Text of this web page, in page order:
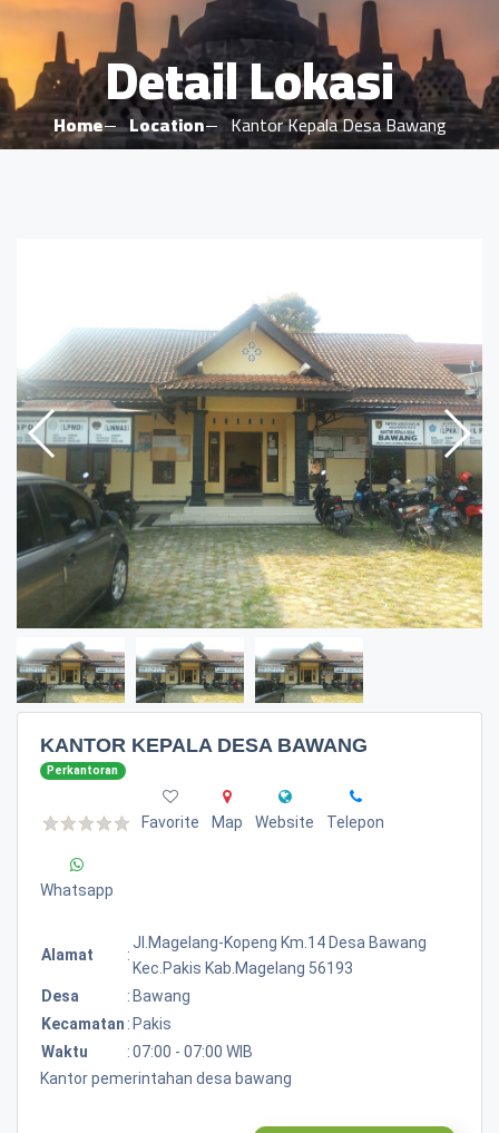
Detail Lokasi
Home Location Kantor Kepala Desa Bawang
KANTOR KEPALA DESA BAWANG
Perkantoran
Favorite Map Website Telepon
Whatsapp
Alamat :
Jl.magelang-Kopeng Km.14 Desa Bawang
Kec.pakis Kab.magelang 56193
Desa
: Bawang
Kecamatan : Pakis
Waktu
:07:00 - 07:00 WIB
Kantor pemerintahan desa bawang